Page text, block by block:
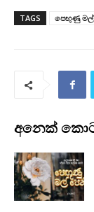
TAGS පෙඟුණු
අනෙක්